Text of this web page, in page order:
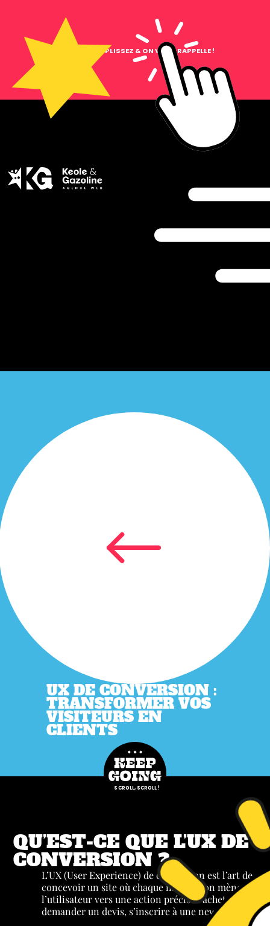
CLIQUEZ, REMPLISSEZ & ON VOUS RAPPELLE !
UX DE CONVERSION :
TRANSFORMER VOS
VISITEURS EN
CLIENTS
SCROLL, SCROLL !
QU’EST-CE QUE L’UX DE
CONVERSION ?
L’UX (User Experience) de conversion est l’art de
concevoir un site où chaque interaction mène
l’utilisateur vers une action précise : acheter,
demander un devis, s’inscrire à une newsletter…